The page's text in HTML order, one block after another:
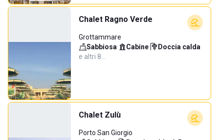
Chalet Ragno Verde
Grottammare
Sabbiosa· Cabine· Doccia calda·
e altri 8…
Chalet Zulù
Porto San Giorgio